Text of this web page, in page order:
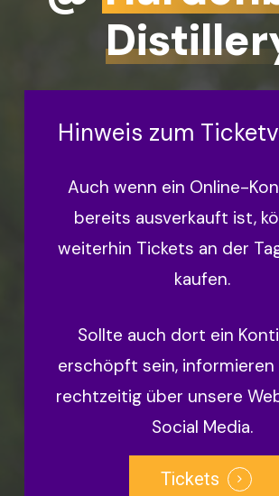
Hinweis zum
Auch wenn ein Online-
bereits ausverkauft ist,
weiterhin Tickets an der
kaufen.
Sollte auch dort ein
erschöpft sein, informieren
rechtzeitig über unsere
Social Media.
Tickets